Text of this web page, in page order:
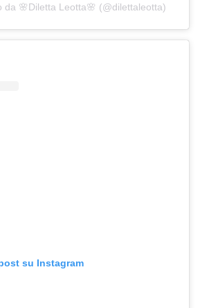
da 🌸Diletta Leotta🌸 (@dilettaleotta)
su Instagram